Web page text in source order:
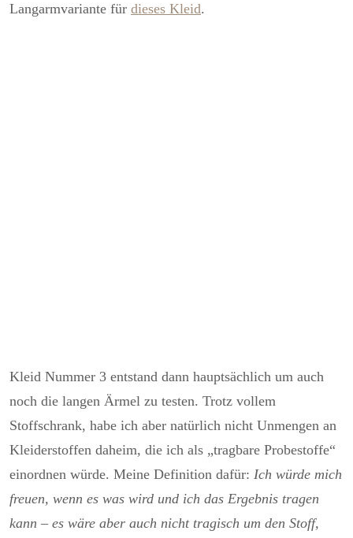
Langarmvariante für dieses Kleid.
Kleid Nummer 3 entstand dann hauptsächlich um auch
noch die langen Ärmel zu testen. Trotz vollem
Stoffschrank, habe ich aber natürlich nicht Unmengen an
Kleiderstoffen daheim, die ich als „tragbare Probestoffe“
einordnen würde. Meine Definition dafür: Ich würde mich
freuen, wenn es was wird und ich das Ergebnis tragen
kann – es wäre aber auch nicht tragisch um den Stoff,